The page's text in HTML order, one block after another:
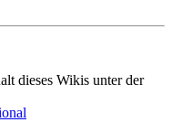
dieses Wikis unter der